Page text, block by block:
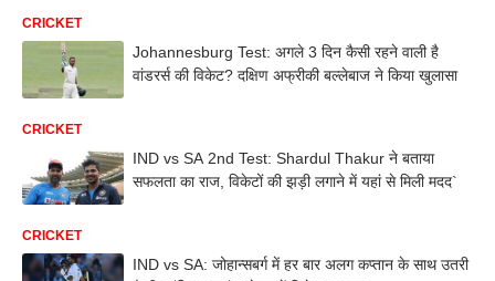
CRICKET
Johannesburg Test: अगले 3 दिन कैसी रहने वाली है
वांडरर्स की विकेट? दक्षिण अफ्रीकी बल्लेबाज ने किया खुलासा
CRICKET
IND vs SA 2nd Test: Shardul Thakur ने बताया
सफलता का राज, विकेटों की झड़ी लगाने में यहां से मिली मदद`
CRICKET
IND vs SA: जोहान्सबर्ग में हर बार अलग कप्तान के साथ उतरी